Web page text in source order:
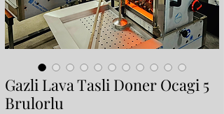
Gazli Lava Tasli Doner Ocagi 5
Brulorlu